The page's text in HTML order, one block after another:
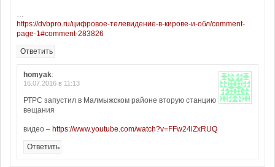
…
https://dvbpro.ru/цифровое-телевидение-в-кирове-и-обл/comment-
page-1#comment-283826
Ответить
homyak:
16.07.2016 в 11:13
РТРС запустил в Малмыжском районе вторую станцию
вещания
видео – https://www.youtube.com/watch?v=FFw24iZxRUQ
Ответить